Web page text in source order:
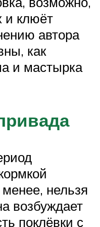
и клюёт
автора
как
и мастырка
нельзя
возбуждает
поклёвки с